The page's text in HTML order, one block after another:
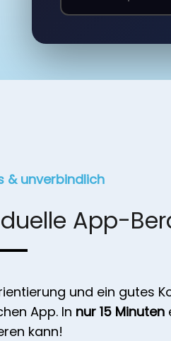
& unverbindlich
App-
und ein gutes
App. In nur 15 Minuten
kann!